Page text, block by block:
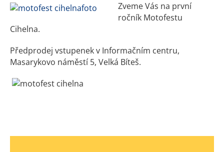
Zveme Vás na první
ročník Motofestu
Cihelna.
Předprodej vstupenek v Informačním centru,
Masarykovo náměstí 5, Velká Bíteš.